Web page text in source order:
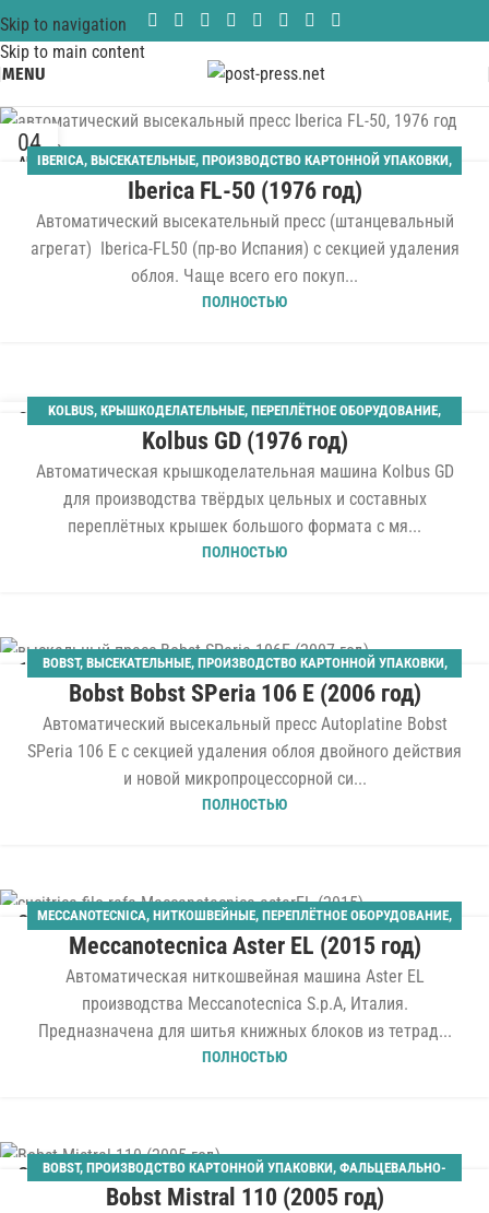
Skip to navigation
Skip to main content
MENU
04
АВГIBERICA, ВЫСЕКАТЕЛЬНЫЕ, ПРОИЗВОДСТВО КАРТОННОЙ УПАКОВКИ,
ШТАНЦАГРЕГАТЫ
Iberica FL-50 (1976 год)
Автоматический высекательный пресс (штанцевальный
агрегат) Iberica-FL50 (пр-во Испания) с секцией удаления
облоя. Чаще всего его покуп...
ПОЛНОСТЬЮ
31 KOLBUS, КРЫШКОДЕЛАТЕЛЬНЫЕ, ПЕРЕПЛЁТНОЕ ОБОРУДОВАНИЕ,
ТВЁРДЫЙ ПЕРЕПЛЁТ
Kolbus GD (1976 год)
Автоматическая крышкоделательная машина Kolbus GD
для производства твёрдых цельных и составных
переплётных крышек большого формата с мя...
ПОЛНОСТЬЮ
13BOBST, ВЫСЕКАТЕЛЬНЫЕ, ПРОИЗВОДСТВО КАРТОННОЙ УПАКОВКИ,
ШТАНЦАГРЕГАТЫ
Bobst Bobst SPeria 106 E (2006 год)
Автоматический высекальный пресс Autoplatine Bobst
SPeria 106 E с секцией удаления облоя двойного действия
и новой микропроцессорной си...
ПОЛНОСТЬЮ
26MECCANOTECNICA, НИТКОШВЕЙНЫЕ, ПЕРЕПЛЁТНОЕ ОБОРУДОВАНИЕ,
ТВЁРДЫЙ ПЕРЕПЛЁТ
Meccanotecnica Aster EL (2015 год)
Автоматическая ниткошвейная машина Aster EL
производства Meccanotecnica S.p.A, Италия.
Предназначена для шитья книжных блоков из тетрад...
ПОЛНОСТЬЮ
20BOBST, ПРОИЗВОДСТВО КАРТОННОЙ УПАКОВКИ, ФАЛЬЦЕВАЛЬНО-
СКЛЕИВАЮЩИЕ
Bobst Mistral 110 (2005 год)